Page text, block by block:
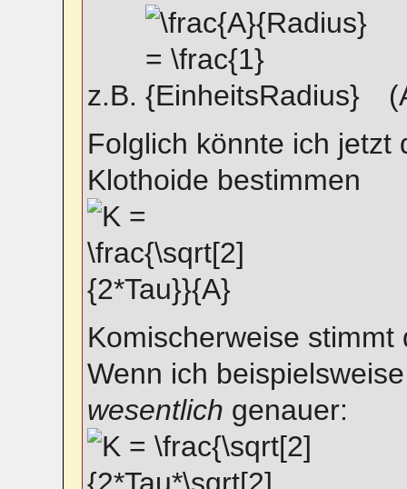
z.B.
Folglich könnte ich jetzt
Klothoide bestimmen
Komischerweise
Wenn ich
wesentlich genauer: